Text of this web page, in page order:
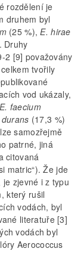
rozdělení je
druhem byl
(25 %),E. hirae
Druhy
2 [9] považovány
tvořily
vod ukázaly,
E. faecium
(17,3 %)
samozřejmě
patrné, jiná
citovaná
matric“). Že jde
zjevné i z typu
který rušil
vodách, byl
literatuře [3]
vodách byl
Aerococcus